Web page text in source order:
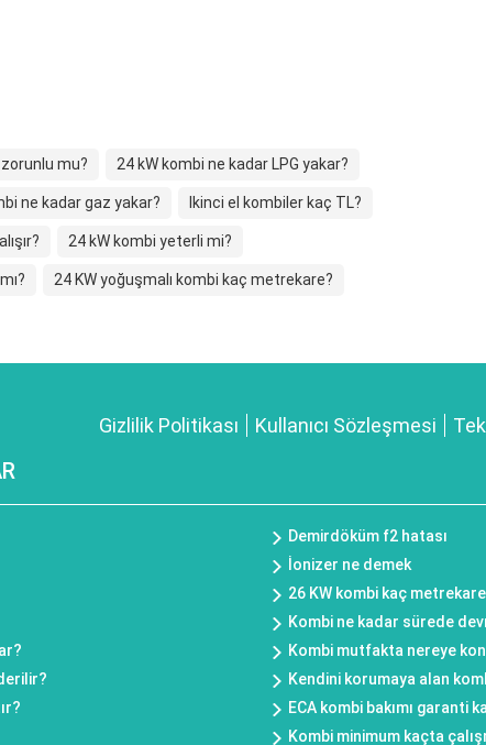
mu? 24 kW kombi ne kadar LPG yakar?
ne kadar gaz yakar? Ikinci el kombiler kaç TL?
24 kW kombi yeterli mi?
24 KW yoğuşmalı kombi kaç metrekare?
Gizlilik Politikası Kullanıcı Sözleşmesi
Demirdöküm f2 hatası
İonizer ne demek
26 KW kombi kaç metrekare
Kombi ne kadar sürede
Kombi mutfakta nereye
Kendini korumaya alan
ECA kombi bakımı garanti
Kombi minimum kaçta